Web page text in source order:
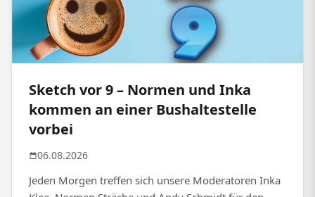
Sketch vor 9 – Normen und Inka
kommen an einer Bushaltestelle
vorbei
06.08.2026
Jeden Morgen treffen sich unsere Moderatoren Inka